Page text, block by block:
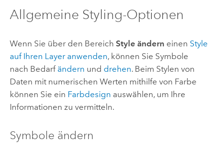
Allgemeine Styling-Optionen
Wenn Sie über den Bereich Style ändern einen Style
auf Ihren Layer anwenden, können Sie Symbole
nach Bedarf ändern und drehen. Beim Stylen von
Daten mit numerischen Werten mithilfe von Farbe
können Sie ein Farbdesign auswählen, um Ihre
Informationen zu vermitteln.
Symbole ändern